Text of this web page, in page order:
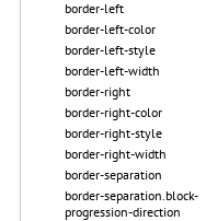
border-left
border-left-color
border-left-style
border-left-width
border-right
border-right-color
border-right-style
border-right-width
border-separation
border-separation.block-
progression-direction